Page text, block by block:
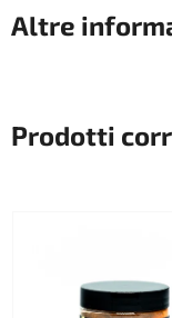
Altre
Prodotti